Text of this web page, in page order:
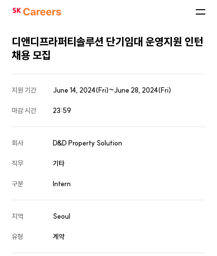
SK
디앤디프라퍼티솔루션 단기임대 운영지원 인턴
채용 모집
지원 기간 June 14, 2024(Fri)~June 28, 2024(Fri)
마감 시간 23:59
회사 D&D Property Solution
직무 기타
구분 Intern
지역 Seoul
유형 계약